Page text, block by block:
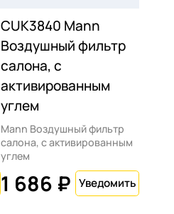
CUK3840 Mann
Воздушный фильтр
салона, с
активированным
углем
Mann Воздушный фильтр
салона, с активированным
углем
1 686 ₽